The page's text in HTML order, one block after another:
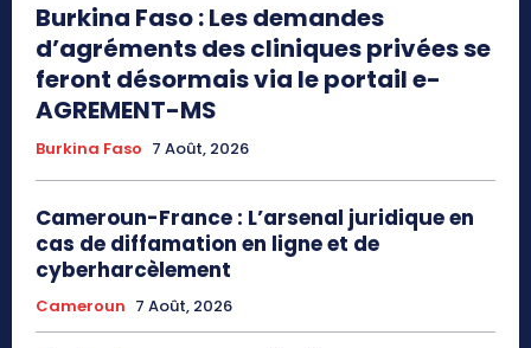
Burkina Faso : Les demandes
d’agréments des cliniques privées se
feront désormais via le portail e-
AGREMENT-MS
Burkina Faso 7 Août, 2026
Cameroun-France : L’arsenal juridique en
cas de diffamation en ligne et de
cyberharcèlement
Cameroun 7 Août, 2026